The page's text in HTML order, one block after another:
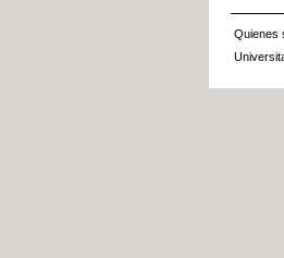
Quienes